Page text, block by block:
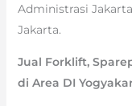
Administrasi
Jakarta.
Jual Forklift,
di Area DI